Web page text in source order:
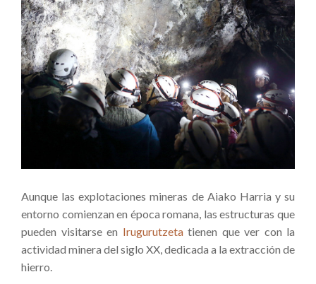
Aunque las explotaciones mineras de Aiako Harria y su
entorno comienzan en época romana, las estructuras que
pueden visitarse en Irugurutzetatienen que ver con la
actividad minera del siglo XX, dedicada a la extracción de
hierro.